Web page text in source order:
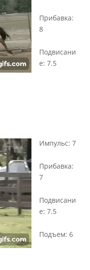
Прибавка:
8
Подвисани
е: 7.5
Импульс: 7
Прибавка:
7
Подвисани
е: 7.5
Подъем: 6